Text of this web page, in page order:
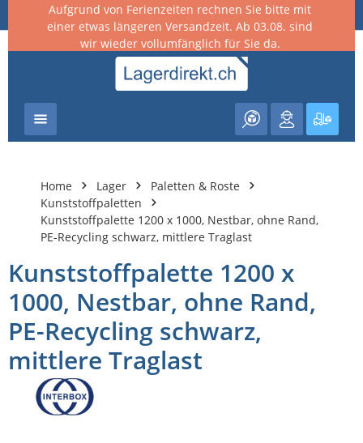
springen
Aufgrund von Ferienzeiten rechnen Sie bitte mit
einer etwas längeren Versandzeit. Ab 03.08. sind
wir wieder vollumfänglich für Sie da.
Home Lager
Paletten & Roste
Kunststoffpaletten
Kunststoffpalette 1200 x 1000, Nestbar, ohne Rand,
PE-Recycling schwarz, mittlere Traglast
Kunststoffpalette 1200 x
1000, Nestbar, ohne Rand,
PE-Recycling schwarz,
mittlere Traglast